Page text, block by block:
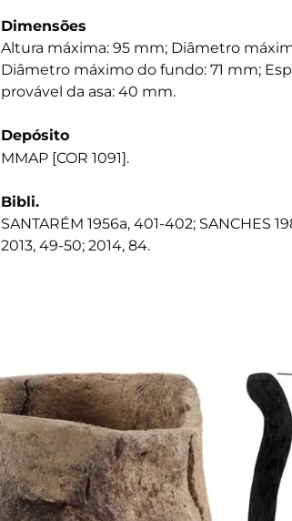
Dimensões
Altura máxima: 95 mm; Diâmetro
Diâmetro máximo do fundo: 71 mm;
provável da asa: 40 mm.
Depósito
MMAP [COR 1091].
Bibli.
SANTARÉM 1956a, 401-402; SANCHES
2013, 49-50; 2014, 84.